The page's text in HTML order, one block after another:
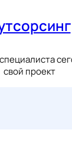
свой проект